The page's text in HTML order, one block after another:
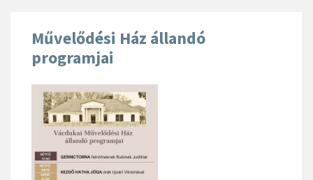
Művelődési Ház állandó
programjai